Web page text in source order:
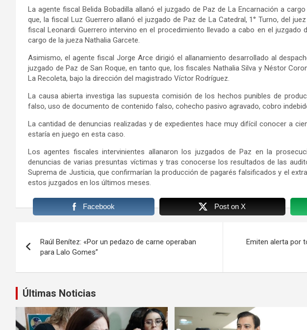
La agente fiscal Belida Bobadilla allanó el juzgado de Paz de La Encarnación a
que, la fiscal Luz Guerrero allanó el juzgado de Paz de La Catedral, 1° Turno, del
fiscal Leonardi Guerrero intervino en el procedimiento llevado a cabo en el juzgado
cargo de la jueza Nathalia Garcete.
Asimismo, el agente fiscal Jorge Arce dirigió el allanamiento desarrollado al
juzgado de Paz de San Roque, en tanto que, los fiscales Nathalia Silva y Néstor
La Recoleta, bajo la dirección del magistrado Víctor Rodríguez.
La causa abierta investiga las supuesta comisión de los hechos punibles de
falso, uso de documento de contenido falso, cohecho pasivo agravado, cobro
La cantidad de denuncias realizadas y de expedientes hace muy difícil conocer a
estaría en juego en esta caso.
Los agentes fiscales intervinientes allanaron los juzgados de Paz en la
denuncias de varias presuntas víctimas y tras conocerse los resultados de las
Suprema de Justicia, que confirmarían la producción de pagarés falsificados y el
estos juzgados en los últimos meses.
Facebook Post on X
de
entradas
Raúl Benítez: «Por un pedazo de carne operaban
para Lalo Gomes”
Emiten alerta por
Últimas Noticias